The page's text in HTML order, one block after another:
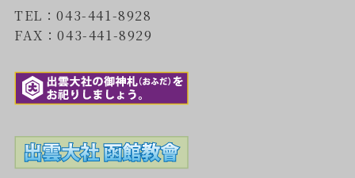
TEL：043-441-8928
FAX：043-441-8929